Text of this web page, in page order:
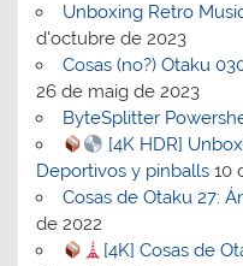
Unboxing Retro
d'octubre de 2023
Cosas (no?) Otaku
26 de maig de 2023
ByteSplitter
[4K HDR]
Deportivos y pinballs 10
Cosas de Otaku 27:
de 2022
[4K] Cosas de